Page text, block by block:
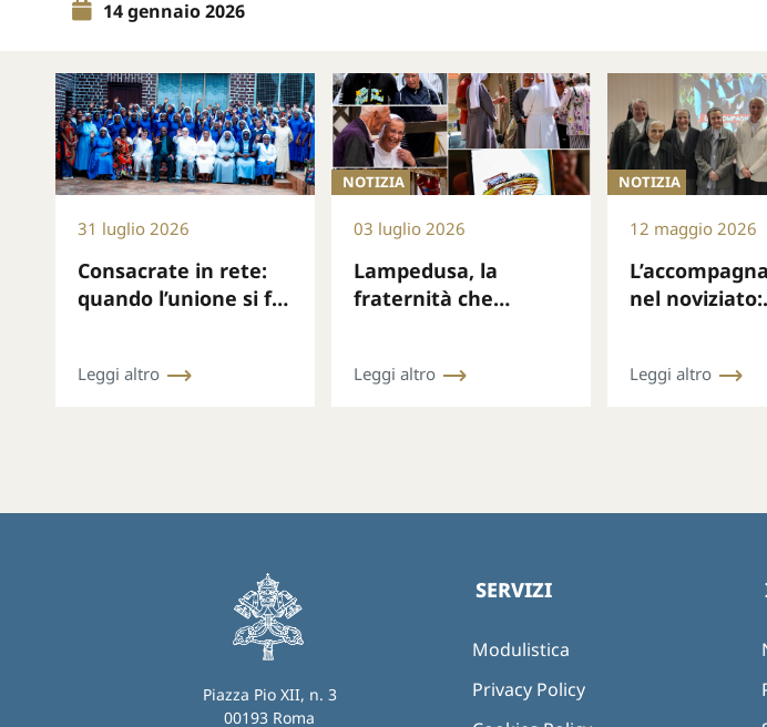
14 gennaio 2026
31 luglio 2026
Consacrate in rete:
quando l’unione si fa
Leggi altro
NOTIZIA
03 luglio 2026
Lampedusa, la
fraternità che
Leggi altro
NOTIZIA
12 maggio 2026
nel noviziato:
accompagnare
Leggi altro
Piazza Pio XII, n. 3
00193 Roma
SERVIZI
Modulistica
Privacy Policy